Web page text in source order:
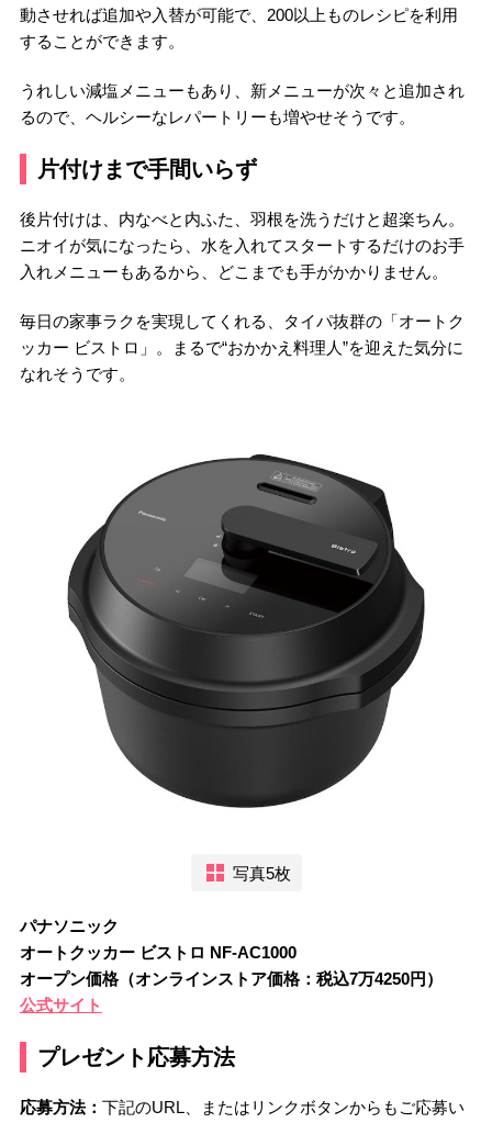
動させれば追加や入替が可能で、200以上ものレシピを利用
することができます。
うれしい減塩メニューもあり、新メニューが次々と追加され
るので、ヘルシーなレパートリーも増やせそうです。
片付けまで手間いらず
後片付けは、内なべと内ふた、羽根を洗うだけと超楽ちん。
ニオイが気になったら、水を入れてスタートするだけのお手
入れメニューもあるから、どこまでも手がかかりません。
毎日の家事ラクを実現してくれる、タイパ抜群の「オートク
ッカー ビストロ」。まるで“おかかえ料理人”を迎えた気分に
なれそうです。
写真5枚
パナソニック
オートクッカー ビストロ NF-AC1000
オープン価格（オンラインストア価格：税込7万4250円）
公式サイト
プレゼント応募方法
応募方法： 下記のURL、またはリンクボタンからもご応募い